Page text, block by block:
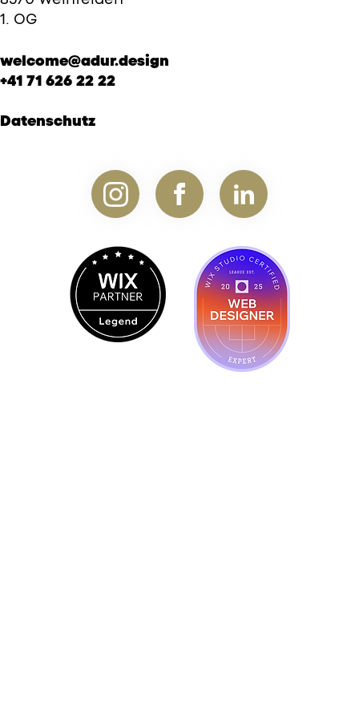
1. OG
welcome@adur.design
+41 71 626 22 22
Datenschutz